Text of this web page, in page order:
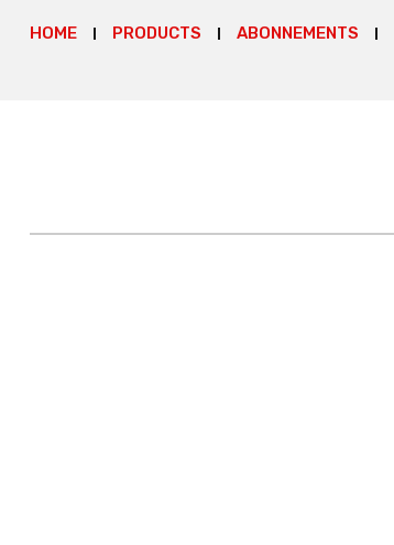
HOME PRODUCTS ABONNEMENTS